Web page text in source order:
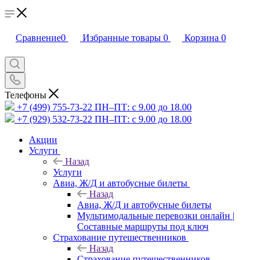
Сравнение0 Избранные товары 0 Корзина 0
Телефоны
+7 (499) 755-73-22 ПН–ПТ: с 9.00 до 18.00
+7 (929) 532-73-22 ПН–ПТ: с 9.00 до 18.00
Акции
Услуги
Назад
Услуги
Авиа, Ж/Д и автобусные билеты
Назад
Авиа, Ж/Д и автобусные билеты
Мультимодальные перевозки онлайн |
Составные маршруты под ключ
Страхование путешественников
Назад